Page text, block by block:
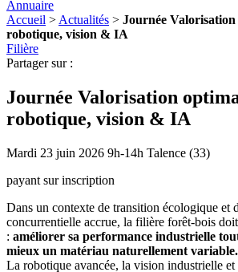
Annuaire
Accueil > Actualités > Journée
robotique, vision & IA
Filière
Partager sur :
Journée Valorisation
robotique, vision & IA
Mardi 23 juin 2026 9h-14h Talence (33)
payant sur inscription
Dans un contexte de transition écologique et
concurrentielle accrue, la filière forêt-bois
: améliorer sa performance industrielle
mieux un matériau naturellement variable.
La robotique avancée, la vision industrielle et